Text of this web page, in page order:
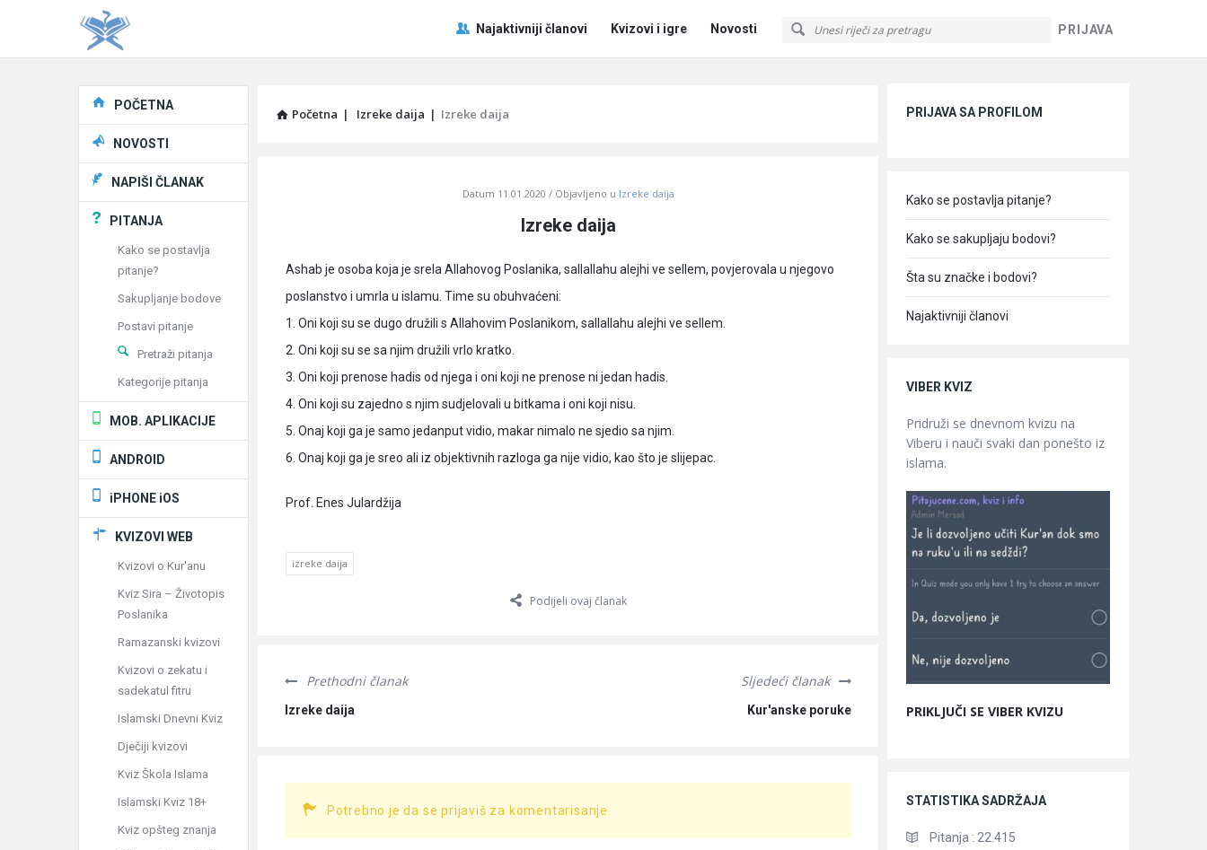
PRIJAVA
Pitaj
Učene
Navigacija
Najaktivniji članovi Kvizovi i igre Novosti
Početna | Izreke daija | Izreke daija
Latest
Articles
Datum 11.01.2020 Objavljeno u Izreke daija
Izreke daija
Ashab je osoba koja je srela Allahovog Poslanika, sallallahu alejhi ve sellem, povjerovala u njegovo
poslanstvo i umrla u islamu. Time su obuhvaćeni:
1. Oni koji su se dugo družili s Allahovim Poslanikom, sallallahu alejhi ve sellem.
2. Oni koji su se sa njim družili vrlo kratko.
3. Oni koji prenose hadis od njega i oni koji ne prenose ni jedan hadis.
4. Oni koji su zajedno s njim sudjelovali u bitkama i oni koji nisu.
5. Onaj koji ga je samo jedanput vidio, makar nimalo ne sjedio sa njim.
6. Onaj koji ga je sreo ali iz objektivnih razloga ga nije vidio, kao što je slijepac.
Prof. Enes Julardžija
izreke daija
Podijeli ovaj članak
Prethodni članak
Izreke daija
Sljedeći članak
Kur'anske poruke
Potrebno je da se prijaviš za komentarisanje.
PRIJAVA SA PROFILOM
Kako se postavlja pitanje?
Kako se sakupljaju bodovi?
Šta su značke i bodovi?
Najaktivniji članovi
VIBER KVIZ
Pridruži se dnevnom kvizu na
Viberu i nauči svaki dan ponešto iz
islama.
PRIKLJUČI SE VIBER KVIZU
STATISTIKA SADRŽAJA
Pitanja : 22.415
Explore
POČETNA
NOVOSTI
NAPIŠI ČLANAK
PITANJA
Kako se postavlja
pitanje?
Sakupljanje bodove
Postavi pitanje
Pretraži pitanja
Kategorije pitanja
MOB. APLIKACIJE
ANDROID
iPHONE iOS
KVIZOVI WEB
Kvizovi o Kur'anu
Kviz Sira – Životopis
Poslanika
Ramazanski kvizovi
Kvizovi o zekatu i
sadekatul fitru
Islamski Dnevni Kviz
Dječiji kvizovi
Kviz Škola Islama
Islamski Kviz 18+
Kviz opšteg znanja